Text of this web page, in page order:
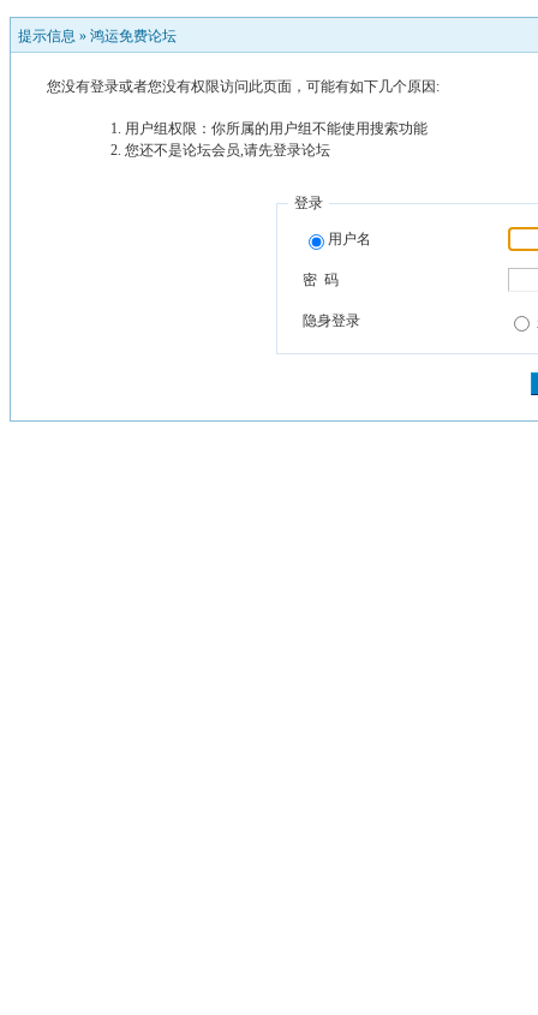
提示信息 » 鸿运免费论坛
您没有登录或者您没有权限访问此页面，可能有如下几个原因:
用户组权限：你所属的用户组不能使用搜索功能
您还不是论坛会员,请先登录论坛
登录
用户名
密 码
隐身登录